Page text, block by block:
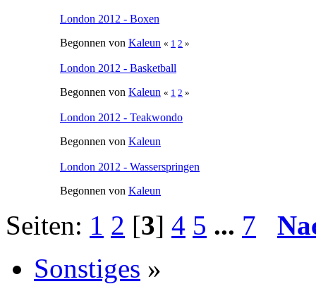
London 2012 - Boxen
Begonnen von Kaleun « 1 2 »
London 2012 - Basketball
Begonnen von Kaleun « 1 2 »
London 2012 - Teakwondo
Begonnen von Kaleun
London 2012 - Wasserspringen
Begonnen von Kaleun
Seiten: 1 2 [3] 4 5 ... 7
Sonstiges »